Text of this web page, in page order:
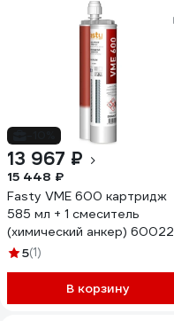
13 967 ₽
15 448 ₽
Fasty VME 600 картридж
585 мл + 1 смеситель
(химический анкер) 60022
5(1)
В корзину